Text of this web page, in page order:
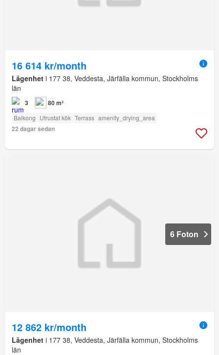
16 614 kr/month
Lägenhet i 177 38, Veddesta, Järfälla kommun, Stockholms
län
3 80 m²
Balkong Utrustat kök Terrass amenity_drying_area
22 dagar sedan
6 Foton
12 862 kr/month
Lägenhet i 177 38, Veddesta, Järfälla kommun, Stockholms
län